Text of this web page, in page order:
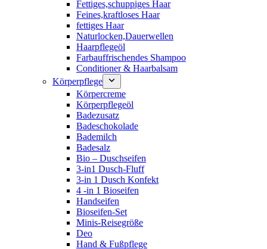
Fettiges,schuppiges Haar
Feines,kraftloses Haar
fettiges Haar
Naturlocken,Dauerwellen
Haarpflegeöl
Farbauffrischendes Shampoo
Conditioner & Haarbalsam
Körperpflege
Körpercreme
Körperpflegeöl
Badezusatz
Badeschokolade
Bademilch
Badesalz
Bio – Duschseifen
3-in1 Dusch-Fluff
3-in 1 Dusch Konfekt
4 -in 1 Bioseifen
Handseifen
Bioseifen-Set
Minis-Reisegröße
Deo
Hand & Fußpflege